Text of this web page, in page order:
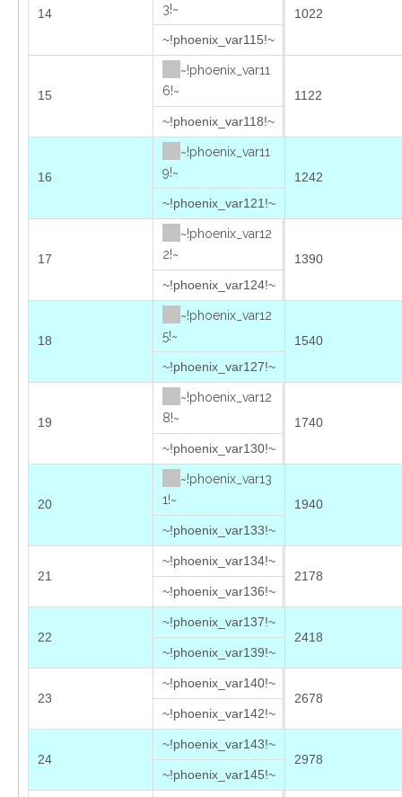
14
3!~
1022
~!phoenix_var115!~
15
~!phoenix_var11
6!~
1122
~!phoenix_var118!~
16
~!phoenix_var11
9!~
1242
~!phoenix_var121!~
17
~!phoenix_var12
2!~
1390
~!phoenix_var124!~
18
~!phoenix_var12
5!~
1540
~!phoenix_var127!~
19
~!phoenix_var12
8!~
1740
~!phoenix_var130!~
20
~!phoenix_var13
1!~
1940
~!phoenix_var133!~
21
~!phoenix_var134!~
2178
~!phoenix_var136!~
22
~!phoenix_var137!~
2418
~!phoenix_var139!~
23
~!phoenix_var140!~
2678
~!phoenix_var142!~
24
~!phoenix_var143!~
2978
~!phoenix_var145!~